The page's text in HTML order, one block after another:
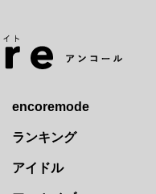
encoremode
ランキング
アイドル